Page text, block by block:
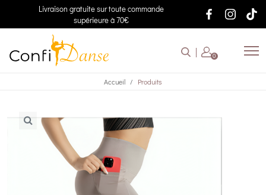
Livraison gratuite sur toute commande
supérieure à 70€
0
Accueil Produits